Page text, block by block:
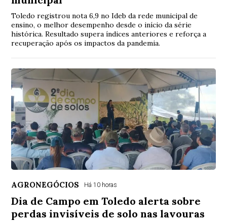
Toledo registrou nota 6,9 no Ideb da rede municipal de
ensino, o melhor desempenho desde o início da série
histórica. Resultado supera índices anteriores e reforça a
recuperação após os impactos da pandemia.
AGRONEGÓCIOS Há 10 horas
Dia de Campo em Toledo alerta sobre
perdas invisíveis de solo nas lavouras